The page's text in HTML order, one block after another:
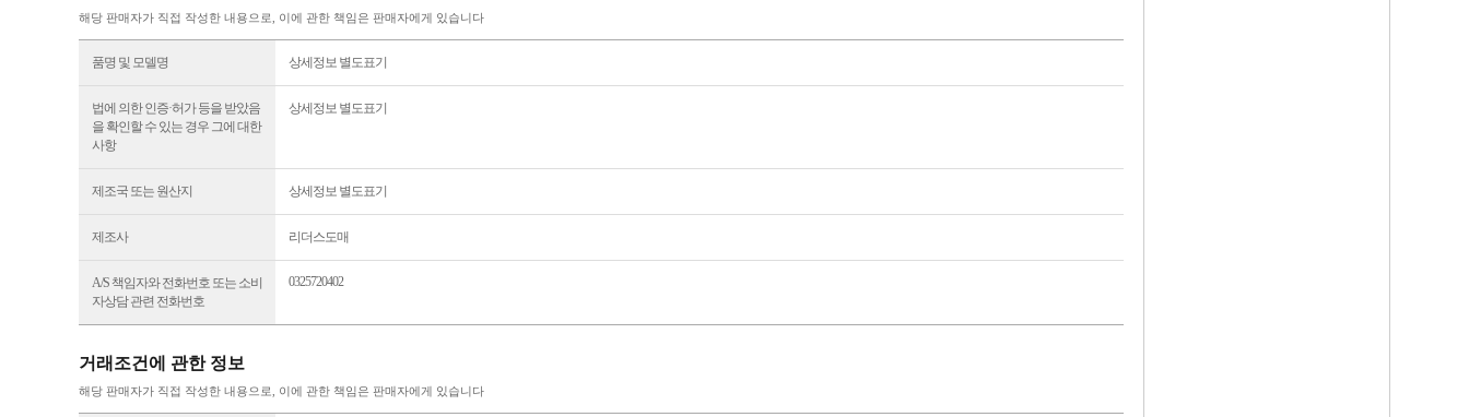
해당 판매자가 직접 작성한 내용으로, 이에 관한 책임은 판매자에게 있습니다
품명 및 모델명 상세정보 별도표기
법에 의한 인증·허가 등을 받았음
을 확인할 수 있는 경우 그에 대한
사항
상세정보 별도표기
제조국 또는 원산지 상세정보 별도표기
제조사 리더스도매
A/S 책임자와 전화번호 또는 소비
자상담 관련 전화번호
0325720402
거래조건에 관한 정보
해당 판매자가 직접 작성한 내용으로, 이에 관한 책임은 판매자에게 있습니다